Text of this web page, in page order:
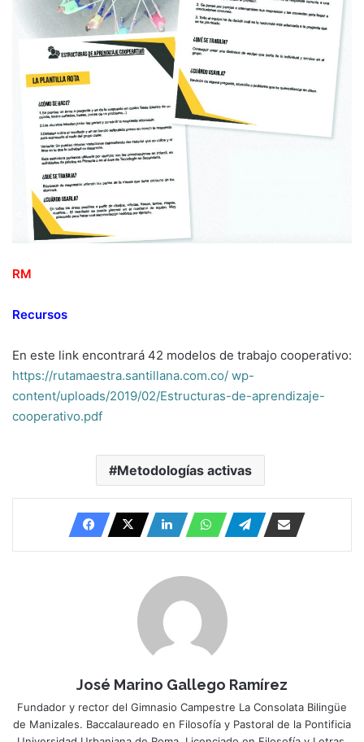
RM
Recursos
En este link encontrará 42 modelos de trabajo cooperativo:
https://rutamaestra.santillana.com.co/ wp-
content/uploads/2019/02/Estructuras-de-aprendizaje-
cooperativo.pdf
Metodologías activas
José Marino Gallego Ramírez
Fundador y rector del Gimnasio Campestre La Consolata Bilingüe
de Manizales. Baccalaureado en Filosofía y Pastoral de la Pontificia